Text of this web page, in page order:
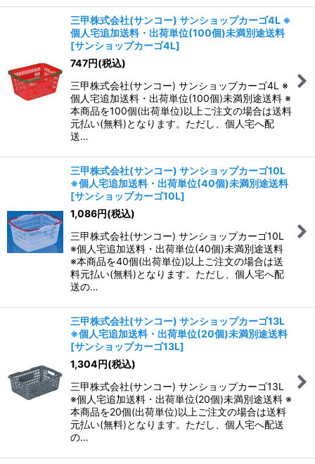
三甲株式会社(サンコー) サンショップカーゴ4L ※
個人宅追加送料・出荷単位(100個)未満別途送料
[サンショップカーゴ4L]
747円(税込)
三甲株式会社(サンコー) サンショップカーゴ4L ※
個人宅追加送料・出荷単位(100個)未満別途送料 ※
本商品を100個(出荷単位)以上ご注文の場合は送料
元払い(無料)となります。ただし、個人宅へ配
送…
三甲株式会社(サンコー) サンショップカーゴ10L
※個人宅追加送料・出荷単位(40個)未満別途送料
[サンショップカーゴ10L]
1,086円(税込)
三甲株式会社(サンコー) サンショップカーゴ10L
※個人宅追加送料・出荷単位(40個)未満別途送料
※本商品を40個(出荷単位)以上ご注文の場合は送
料元払い(無料)となります。ただし、個人宅へ配
送の…
三甲株式会社(サンコー) サンショップカーゴ13L
※個人宅追加送料・出荷単位(20個)未満別途送料
[サンショップカーゴ13L]
1,304円(税込)
三甲株式会社(サンコー) サンショップカーゴ13L
※個人宅追加送料・出荷単位(20個)未満別途送料 ※
本商品を20個(出荷単位)以上ご注文の場合は送料
元払い(無料)となります。ただし、個人宅へ配送
の…